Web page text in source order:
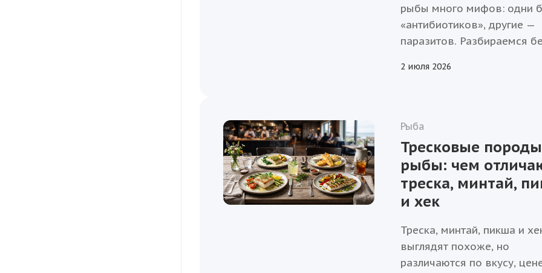
2 июля 2026
рыбы много мифов: одни
«антибиотиков», другие —
паразитов. Разбираемся
аквакультура от дикого
Рыба
Тресковые породы
рыбы: чем
треска, минтай,
и хек
Треска, минтай, пикша и
выглядят похоже, но
различаются по вкусу,